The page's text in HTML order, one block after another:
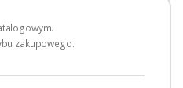
zakupowego.